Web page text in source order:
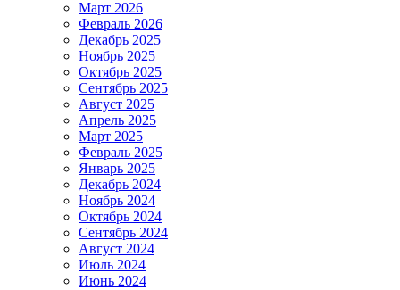
Март 2026
Февраль 2026
Декабрь 2025
Ноябрь 2025
Октябрь 2025
Сентябрь 2025
Август 2025
Апрель 2025
Март 2025
Февраль 2025
Январь 2025
Декабрь 2024
Ноябрь 2024
Октябрь 2024
Сентябрь 2024
Август 2024
Июль 2024
Июнь 2024